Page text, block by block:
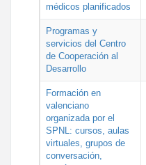
médicos planificados
Programas y
servicios del Centro
de Cooperación al
Desarrollo
Formación en
valenciano
organizada por el
SPNL: cursos, aulas
virtuales, grupos de
conversación,